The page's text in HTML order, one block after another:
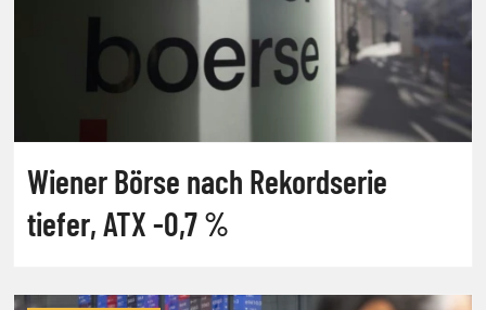
Wiener Börse nach Rekordserie
tiefer, ATX -0,7 %